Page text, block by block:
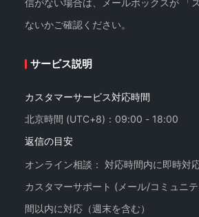
信がない場合は、メールボックスが 「
ないかご確認ください。
サービス説明
カスタマーサービス対応時間
北京時間 (UTC+8)：09:00 - 18:00
返信の目安
オンライン相談： 対応時間内に即時対
カスタマーサポート (メール/コミュニ
間以内に対応（週末を含む）